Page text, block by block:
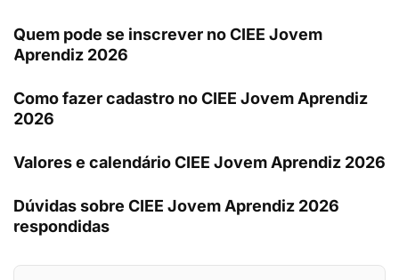
Quem pode se inscrever no CIEE Jovem
Aprendiz 2026
Como fazer cadastro no CIEE Jovem Aprendiz
2026
Valores e calendário CIEE Jovem Aprendiz 2026
Dúvidas sobre CIEE Jovem Aprendiz 2026
respondidas